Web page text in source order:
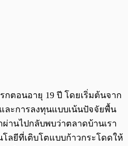
กตอนอายุ 19 ปี โดยเริ่มต้นจาก
ละการลงทุนแบบเน้นปัจจัยพื้น
านไปกลับพบว่าตลาดบ้านเรา
ลยีที่เติบโตแบบก้าวกระโดดให้